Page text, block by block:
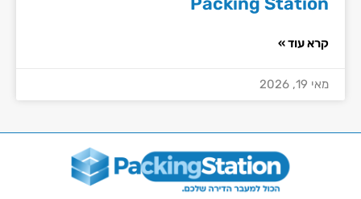
קרא עוד »
מאי 19, 2026